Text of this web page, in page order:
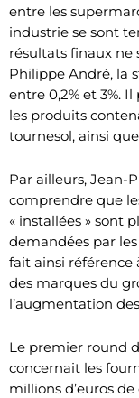
entre les
industrie se sont
résultats finaux ne
Philippe André, la
entre 0,2% et 3%.
les produits
tournesol, ainsi
Par ailleurs, Jean-
comprendre que
« installées » sont
demandées par
fait ainsi référence
des marques du
l’augmentation
Le premier round
concernait les
millions d’euros